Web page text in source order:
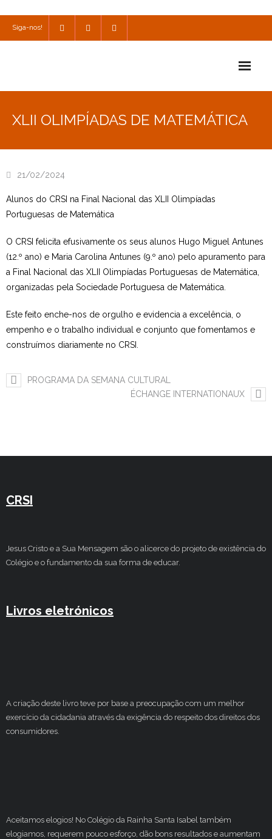
Siga-nos!
Consulta
SPO
Estudar no CRSI
Contactos
XLII OLIMPÍADAS DE MATEMÁTICA
21/02/2024
Alunos do CRSI na Final Nacional das XLII Olimpíadas
Portuguesas de Matemática
O CRSI felicita efusivamente os seus alunos Hugo Miguel Antunes
(12.º ano) e Maria Carolina Antunes (9.º ano) pelo apuramento para
a Final Nacional das XLII Olimpíadas Portuguesas de Matemática,
organizadas pela Sociedade Portuguesa de Matemática.
Este feito enche-nos de orgulho e evidencia a excelência, o
empenho e o trabalho individual e conjunto que fomentamos e
construímos diariamente no CRSI.
PROGRAMA DA SEMANA CULTURAL
ÉCHANGE INTERNATIONAUX
CRSI
Jesus Cristo e a Sua Mensagem são o alicerce do projeto de existência do
Colégio e o fundamento da sua forma de educar.
Livros eletrónicos
A criação deste livro teve por base a preocupação com um melhor
exercício da cidadania através da exigência do respeito dos direitos dos
consumidores.
Aceitamos elogios! No Colégio da Rainha Santa Isabel também
elogiamos, requerem pouco esforço, dão bons resultados e aumentam